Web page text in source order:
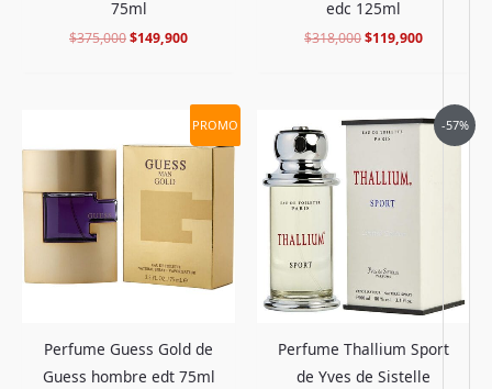
75ml
$375,000$149,900
edc 125ml
$318,000$119,900
PROMO
Perfume Guess Gold de
Guess hombre edt 75ml
original
era:
$350,000.
El
precio
actual
-57%
Perfume Thallium Sport
de Yves de Sistelle
El
precio
era:
$354,000.
El
precio
actual